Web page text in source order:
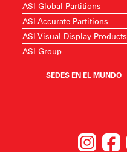
ASI Global Partitions
ASI Accurate Partitions
ASI Visual Display Products
ASI Group
SEDES EN EL MUNDO